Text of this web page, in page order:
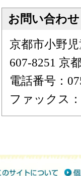
お問い合わせ
京都市小野
607-8251 京
電話番号：
ファックス